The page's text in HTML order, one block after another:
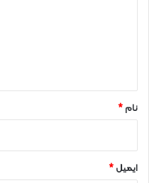
نام*
ایمیل*